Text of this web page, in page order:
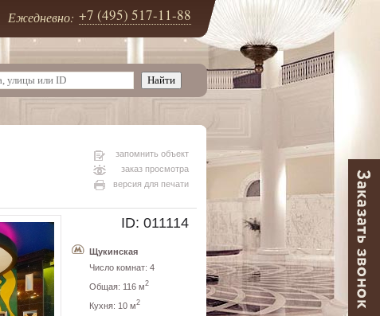
Ежедневно: +7 (495) 517-11-88
запомнить объект
заказ просмотра
версия для печати
ID: 011114
Щукинская
Число комнат: 4
Общая: 116 м2
Кухня: 10 м2